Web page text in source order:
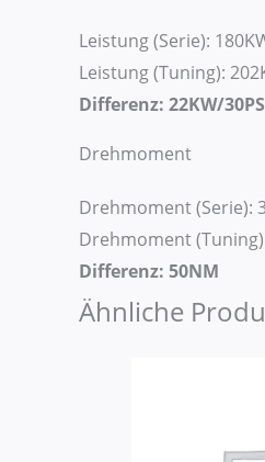
Leistung (Serie):
Leistung (Tuning):
Differenz: 22KW/30PS
Drehmoment
Drehmoment (Serie):
Drehmoment
Differenz: 50NM
Ähnliche